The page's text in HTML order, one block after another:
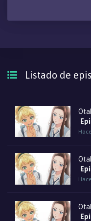
familiaridad con la serie
compañera geek?
Listado de